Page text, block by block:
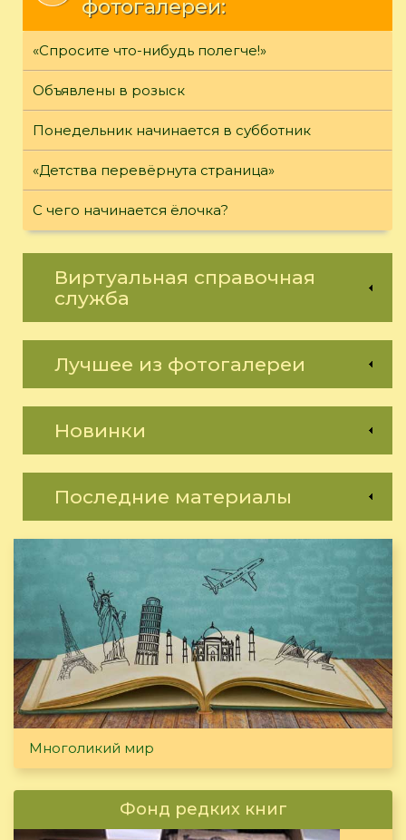
фотогалереи:
«Спросите что-нибудь полегче!»
Объявлены в розыск
Понедельник начинается в субботник
«Детства перевёрнута страница»
С чего начинается ёлочка?
Виртуальная справочная
служба
Лучшее из фотогалереи
Новинки
Последние материалы
Многоликий мир
Фонд редких книг